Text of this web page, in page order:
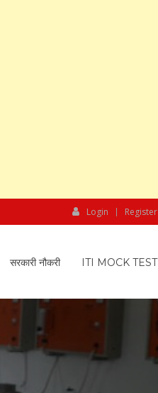
Login Register
सरकारी नौकरी ITI MOCK TEST